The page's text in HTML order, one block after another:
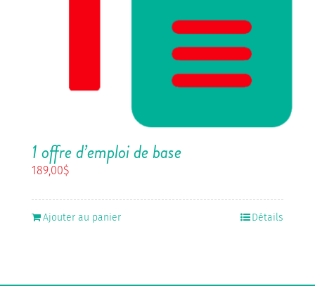
1 offre d’emploi de base
189,00$
Ajouter au panier Détails